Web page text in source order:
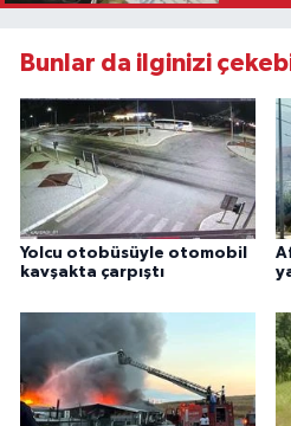
Bunlar da ilginizi
Yolcu otobüsüyle otomobil
kavşakta çarpıştı